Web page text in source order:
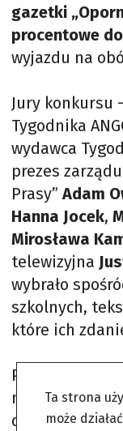
gazetki
procentowe
wyjazdu na
Jury konkursu
Tygodnika
wydawca
prezes
Prasy”Adam
Hanna Jocek,
Mirosława
telewizyjna
wybrało
szkolnych,
które ich
Po burzliwych
nagrodyTa strona
może